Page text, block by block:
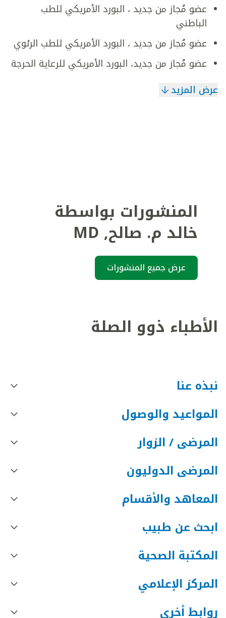
عضو مُجاز من جديد ، البورد الأمريكي للطب
الباطني
عضو مُجاز من جديد ، البورد الأمريكي للطب الرئوي
عضو مُجاز من جديد، البورد الأمريكي للرعاية الحرجة
عرض المزيد
المنشورات بواسطة
خالد م. صالح,
MD
عرض جميع المنشورات
الأطباء ذوو الصلة
نبذه عنا
المواعيد والوصول
المرضى / الزوار
المرضى الدوليون
المعاهد والأقسام
ابحث عن طبيب
المكتبة الصحية
المركز الإعلامي
روابط أخرى